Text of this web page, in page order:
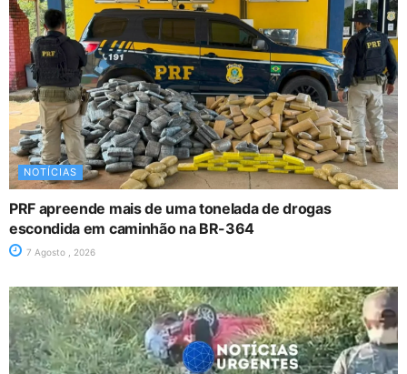
NOTÍCIAS
PRF apreende mais de uma tonelada de drogas
escondida em caminhão na BR-364
7 Agosto , 2026